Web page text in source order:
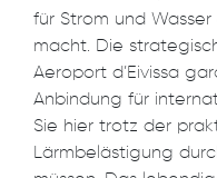
für Strom und
macht. Die
Aeroport d’Eivissa
Anbindung für
Sie hier trotz der
Lärmbelästigung